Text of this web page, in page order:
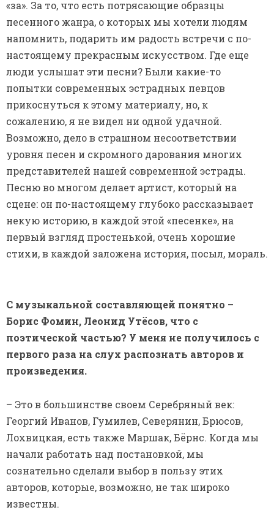
«за». За то, что есть потрясающие образцы
песенного жанра, о которых мы хотели людям
напомнить, подарить им радость встречи с по-
настоящему прекрасным искусством. Где еще
люди услышат эти песни? Были какие-то
попытки современных эстрадных певцов
прикоснуться к этому материалу, но, к
сожалению, я не видел ни одной удачной.
Возможно, дело в страшном несоответствии
уровня песен и скромного дарования многих
представителей нашей современной эстрады.
Песню во многом делает артист, который на
сцене: он по-настоящему глубоко рассказывает
некую историю, в каждой этой «песенке», на
первый взгляд простенькой, очень хорошие
стихи, в каждой заложена история, посыл, мораль.
С музыкальной составляющей понятно –
Борис Фомин, Леонид Утёсов, что с
поэтической частью? У меня не получилось с
первого раза на слух распознать авторов и
произведения.
– Это в большинстве своем Серебряный век:
Георгий Иванов, Гумилев, Северянин, Брюсов,
Лохвицкая, есть также Маршак, Бёрнс. Когда мы
начали работать над постановкой, мы
сознательно сделали выбор в пользу этих
авторов, которые, возможно, не так широко
известны.